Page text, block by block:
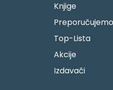
Knjige
Preporučujemo
Top-Lista
Akcije
Izdavači